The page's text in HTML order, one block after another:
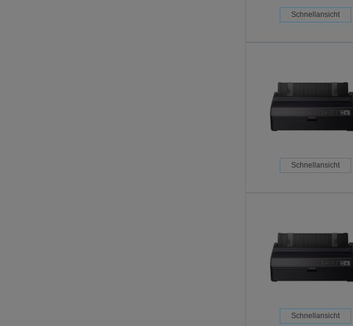
Schnellansicht
Schnellansicht
Schnellansicht